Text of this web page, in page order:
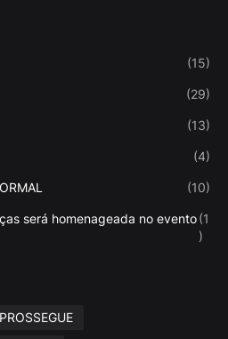
(15)
(29)
(13)
(4)
(10)
será homenageada no evento(1
)